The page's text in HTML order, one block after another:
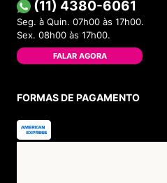
(11) 4380-6061
Seg. à Quin. 07h00 às 17h00.
Sex. 08h00 às 17h00.
FALAR AGORA
FORMAS DE PAGAMENTO